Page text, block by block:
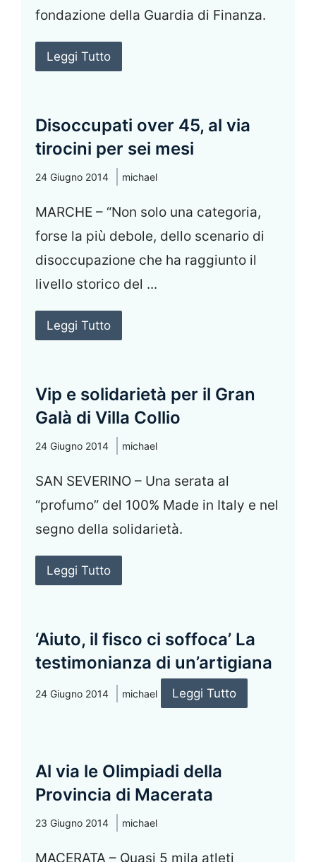
fondazione della Guardia di Finanza.
Leggi Tutto
Disoccupati over 45, al via
tirocini per sei mesi
24 Giugno 2014 michael
MARCHE – “Non solo una categoria,
forse la più debole, dello scenario di
disoccupazione che ha raggiunto il
livello storico del ...
Leggi Tutto
Vip e solidarietà per il Gran
Galà di Villa Collio
24 Giugno 2014 michael
SAN SEVERINO – Una serata al
“profumo” del 100% Made in Italy e nel
segno della solidarietà.
Leggi Tutto
‘Aiuto, il fisco ci soffoca’ La
testimonianza di un’artigiana
24 Giugno 2014 michael Leggi Tutto
Al via le Olimpiadi della
Provincia di Macerata
23 Giugno 2014 michael
MACERATA – Quasi 5 mila atleti